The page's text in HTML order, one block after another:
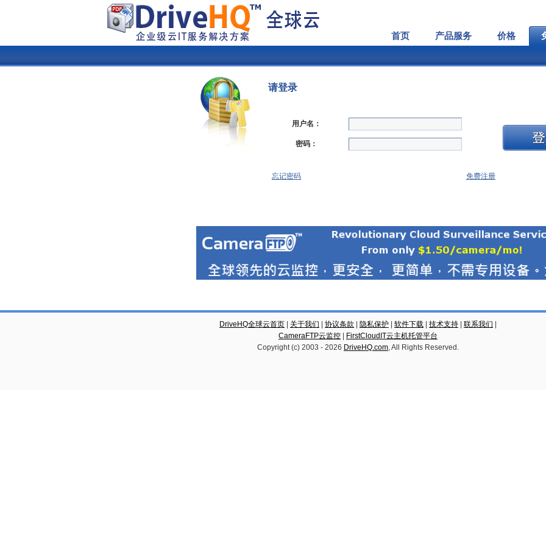
首页 产品服务 价格
请登录
用户名：
密码：
免费注册
忘记密码
DriveHQ全球云首页 关于我们 协议条款 隐私保护 软件下载 技术支持 联系我们
CameraFTP云监控
FirstCloudIT云主机托管平台
Copyright (c) 2003 - 2026 DriveHQ.com, All Rights Reserved.